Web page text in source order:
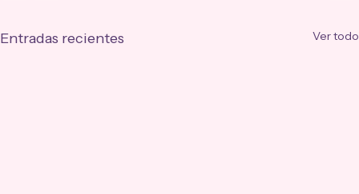
Entradas recientes Ver todo